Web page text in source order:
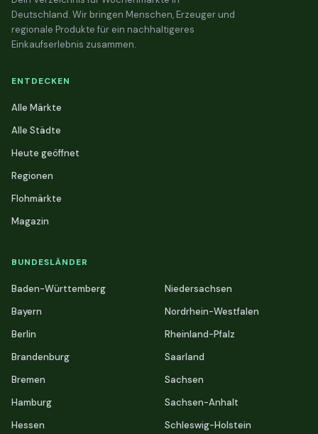
Deutschland. Wir bringen Menschen, Erzeuger und
regionale Produkte für ein nachhaltigeres
Einkaufserlebnis zusammen.
ENTDECKEN
Alle Märkte
Alle Städte
Heute geöffnet
Regionen
Flohmärkte
Magazin
BUNDESLÄNDER
Baden-Württemberg
Bayern
Berlin
Brandenburg
Bremen
Hamburg
Hessen
Niedersachsen
Nordrhein-Westfalen
Rheinland-Pfalz
Saarland
Sachsen
Sachsen-Anhalt
Schleswig-Holstein